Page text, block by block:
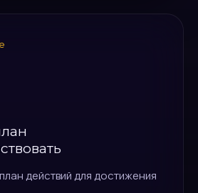
действий для достижения